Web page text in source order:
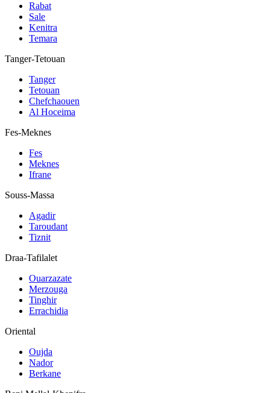
Rabat
Sale
Kenitra
Temara
Tanger-Tetouan
Tanger
Tetouan
Chefchaouen
Al Hoceima
Fes-Meknes
Fes
Meknes
Ifrane
Souss-Massa
Agadir
Taroudant
Tiznit
Draa-Tafilalet
Ouarzazate
Merzouga
Tinghir
Errachidia
Oriental
Oujda
Nador
Berkane